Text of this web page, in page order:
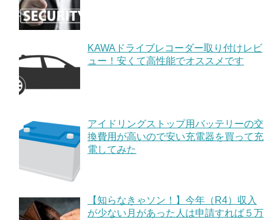
KAWAドライブレコーダー取り付けレビ
ュー！安くて高性能でオススメです
アイドリングストップ用バッテリーの交
換費用が高いので安い充電器を買って充
電してみた
【知らなきゃソン！】今年（R4）収入
が少ない月があった人は申請すれば５万